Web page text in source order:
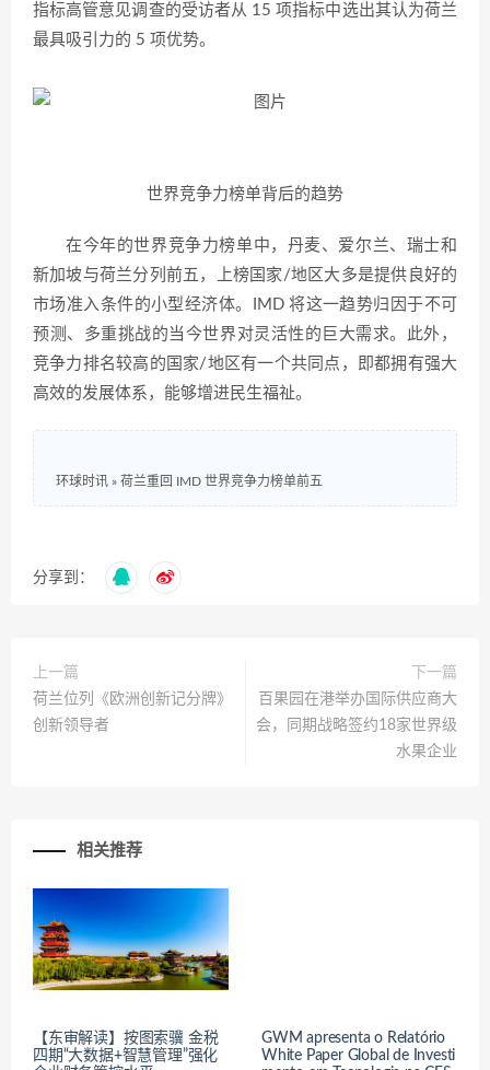
指标高管意见调查的受访者从 15 项指标中选出其认为荷兰
最具吸引力的 5 项优势。
世界竞争力榜单背后的趋势
在今年的世界竞争力榜单中，丹麦、爱尔兰、瑞士和
新加坡与荷兰分列前五，上榜国家/地区大多是提供良好的
市场准入条件的小型经济体。IMD 将这一趋势归因于不可
预测、多重挑战的当今世界对灵活性的巨大需求。此外，
竞争力排名较高的国家/地区有一个共同点，即都拥有强大
高效的发展体系，能够增进民生福祉。
环球时讯 » 荷兰重回 IMD 世界竞争力榜单前五
分享到：
上一篇
荷兰位列《欧洲创新记分牌》
创新领导者
下一篇
百果园在港举办国际供应商大
会，同期战略签约18家世界级
水果企业
相关推荐
【东审解读】按图索骥 金税
四期“大数据+智慧管理”强化
GWM apresenta o Relatório
White Paper Global de Investi